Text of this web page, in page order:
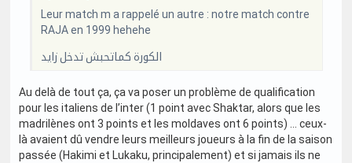
Leur match m a rappelé un autre : notre match contre
RAJA en 1999 hehehe
الكورة كماتحبش تدخل زايد
Au delà de tout ça, ça va poser un problème de qualification
pour les italiens de l’inter (1 point avec Shaktar, alors que les
madrilènes ont 3 points et les moldaves ont 6 points) … ceux-
là avaient dû vendre leurs meilleurs joueurs à la fin de la saison
passée (Hakimi et Lukaku, principalement) et si jamais ils ne